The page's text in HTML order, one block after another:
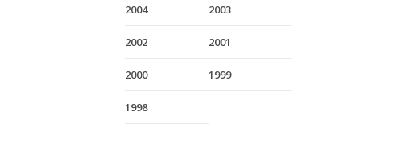
2004 2003
2002 2001
2000 1999
1998